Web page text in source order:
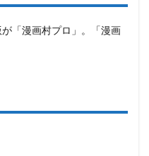
が「漫画村プロ」。「漫画